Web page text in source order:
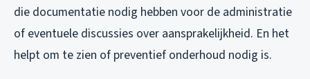
die documentatie nodig hebben voor de administratie
of eventuele discussies over aansprakelijkheid. En het
helpt om te zien of preventief onderhoud nodig is.